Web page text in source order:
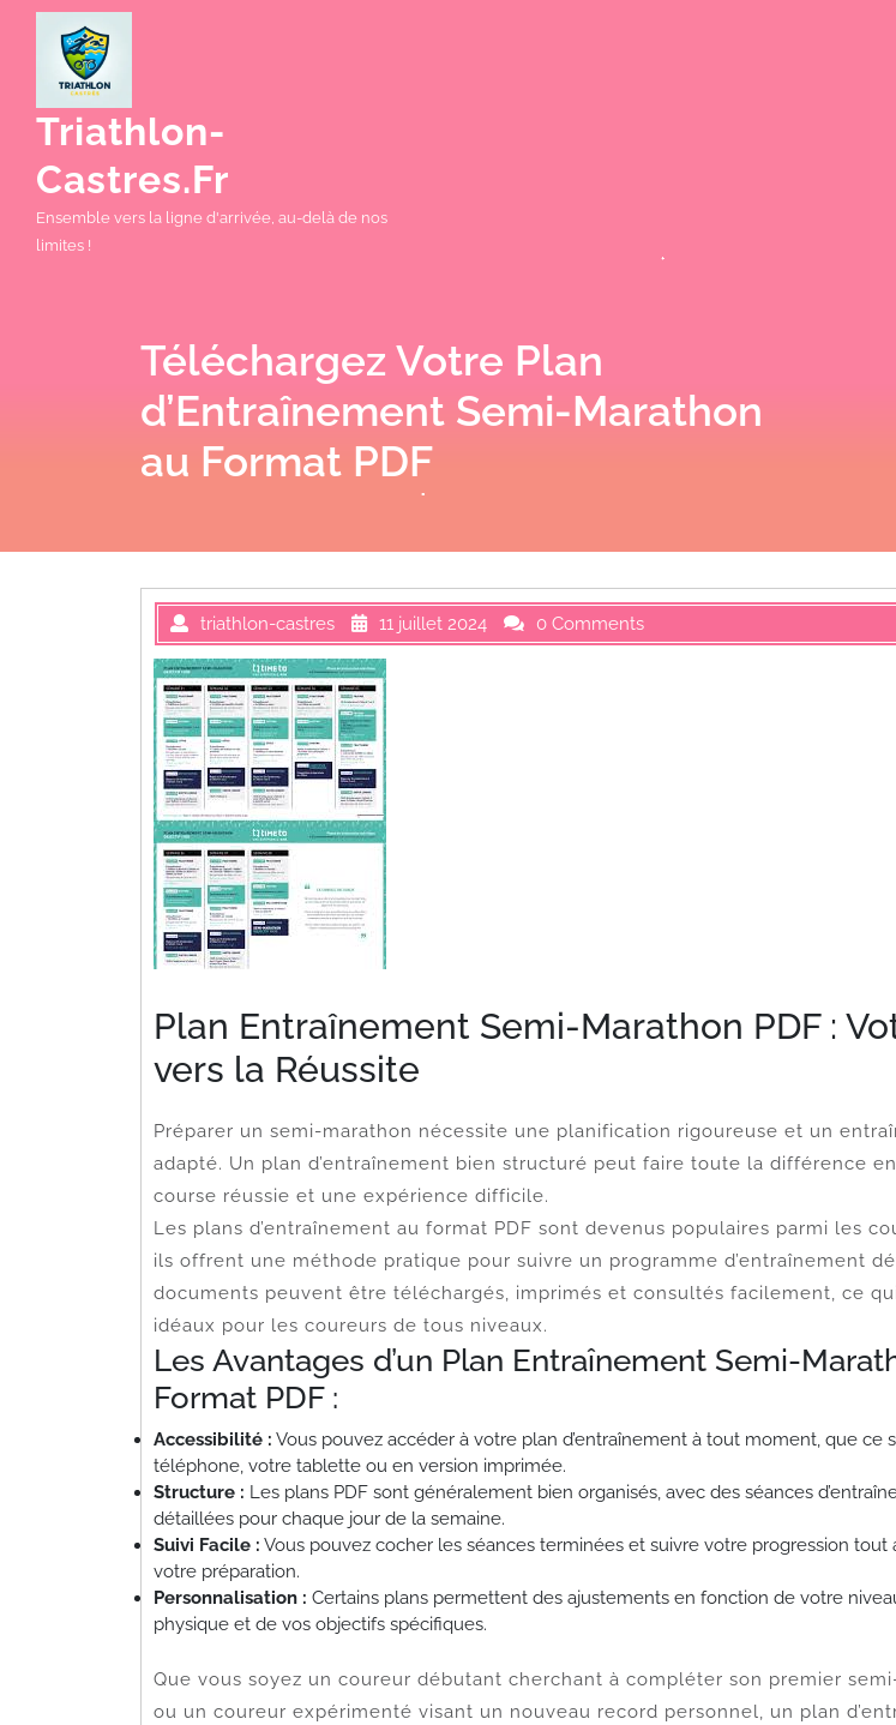
Triathlon-
Castres.fr
Ensemble vers la ligne d'arrivée, au-delà de nos
limites !
Téléchargez Votre Plan
d’Entraînement Semi-Marathon
au Format PDF
triathlon-castres 11 juillet 2024 0 Comments
Plan Entraînement Semi-Marathon PDF :
vers la Réussite
Préparer un semi-marathon nécessite une planification rigoureuse et un
adapté. Un plan d’entraînement bien structuré peut faire toute la différence
course réussie et une expérience difficile.
Les plans d’entraînement au format PDF sont devenus populaires parmi les
ils offrent une méthode pratique pour suivre un programme d’entraînement
documents peuvent être téléchargés, imprimés et consultés facilement, ce
idéaux pour les coureurs de tous niveaux.
Les Avantages d’un Plan Entraînement Semi-
Format PDF :
Accessibilité : Vous pouvez accéder à votre plan d’entraînement à tout moment, que ce
téléphone, votre tablette ou en version imprimée.
Structure : Les plans PDF sont généralement bien organisés, avec des séances
détaillées pour chaque jour de la semaine.
Suivi Facile : Vous pouvez cocher les séances terminées et suivre votre progression tout
votre préparation.
Personnalisation : Certains plans permettent des ajustements en fonction de votre
physique et de vos objectifs spécifiques.
Que vous soyez un coureur débutant cherchant à compléter son premier
ou un coureur expérimenté visant un nouveau record personnel, un plan